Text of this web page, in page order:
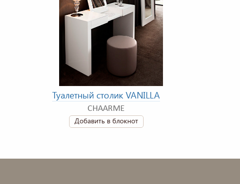
Туалетный столик VANILLA
CHAARME
Добавить в блокнот